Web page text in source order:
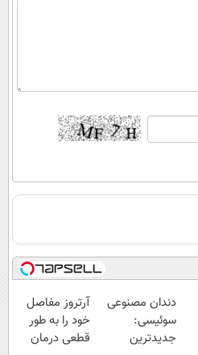
دندان مصنوعی
سوئیسی:
جدیدترین
آرتروز مفاصل
خود را به طور
قطعی درمان